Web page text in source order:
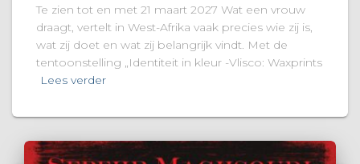
Te zien tot en met 21 maart 2027 Wat een vrouw
draagt, vertelt in West-Afrika vaak precies wie zij is,
wat zij doet en wat zij belangrijk vindt. Met de
tentoonstelling „Identiteit in kleur -Vlisco: Waxprints
Lees verder